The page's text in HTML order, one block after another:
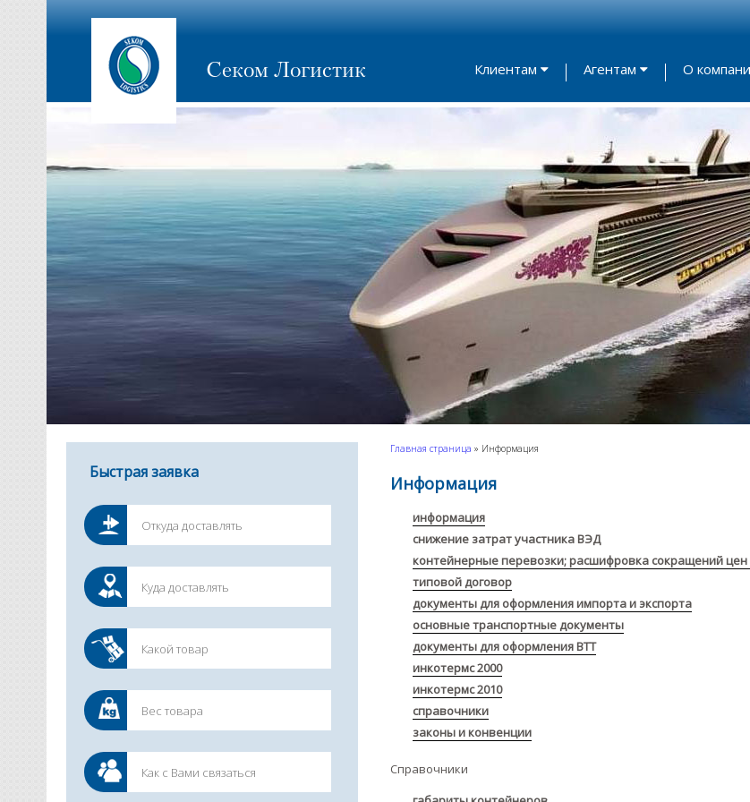
Секом Логистик Клиентам Агентам О
Быстрая заявка
Главная страница » Информация
Информация
информация
снижение затрат участника ВЭД
контейнерные перевозки; расшифровка сокращений цен
типовой договор
документы для оформления импорта и экспорта
основные транспортные документы
документы для оформления ВТТ
инкотермс 2000
инкотермс 2010
справочники
законы и конвенции
Справочники